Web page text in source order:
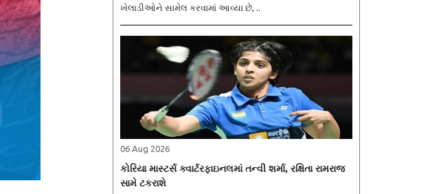
ખેલાડીઓને સામેલ કરવામાં આવ્યા છે, ..
06 Aug 2026
કોરિયા માસ્ટર્સ ક્વાર્ટરફાઇનલમાં તન્વી શર્મા, રક્ષિતા રામરાજ
સામે ટકરાશે